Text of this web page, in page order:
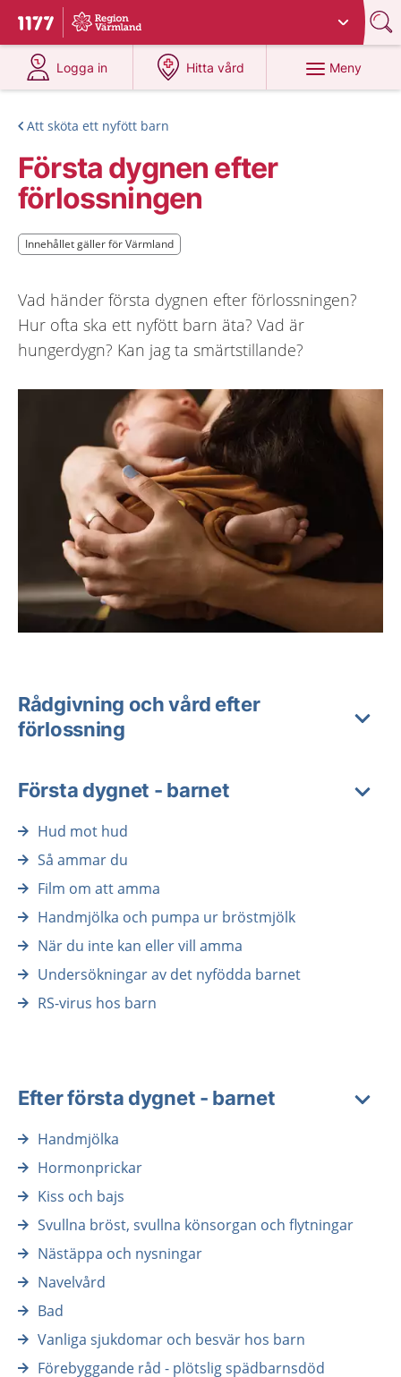
Till startsidan för 1177
Du har valt region
Logga in
på 1177.se
Hitta vård
på 1177.se
Meny
Att sköta ett nyfött barn
Första dygnen efter
förlossningen
Innehållet gäller för Värmland
Innehållet gäller för Värmland
Vad händer första dygnen efter förlossningen?
Hur ofta ska ett nyfött barn äta? Vad är
hungerdygn? Kan jag ta smärtstillande?
Rådgivning och vård efter
förlossning
Första dygnet - barnet
Hud mot hud
Så ammar du
Film om att amma
Handmjölka och pumpa ur bröstmjölk
När du inte kan eller vill amma
Undersökningar av det nyfödda barnet
RS-virus hos barn
Efter första dygnet - barnet
Handmjölka
Hormonprickar
Kiss och bajs
Svullna bröst, svullna könsorgan och flytningar
Nästäppa och nysningar
Navelvård
Bad
Vanliga sjukdomar och besvär hos barn
Förebyggande råd - plötslig spädbarnsdöd